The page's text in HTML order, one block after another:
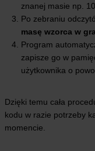
znanej masie np.
Po zebraniu
masę wzorca w
Program
zapisze go w
użytkownika o
Dzięki temu cała
kodu w razie potrzeby
momencie.